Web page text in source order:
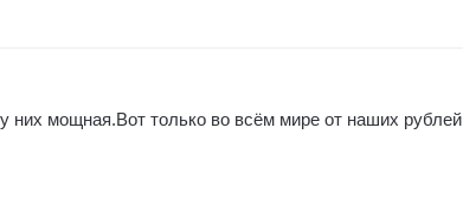
них мощная.Вот только во всём мире от наших рублей